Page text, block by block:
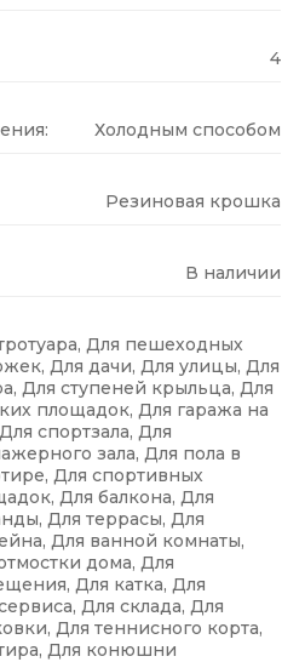
4
Холодным способом
Резиновая крошка
В наличии
Для пешеходных
Для дачи, Для улицы, Для
Для ступеней крыльца, Для
площадок, Для гаража на
спортзала, Для
зала, Для пола в
Для спортивных
Для балкона, Для
Для террасы, Для
Для ванной комнаты,
дома, Для
Для катка, Для
Для склада, Для
Для теннисного корта,
Для конюшни